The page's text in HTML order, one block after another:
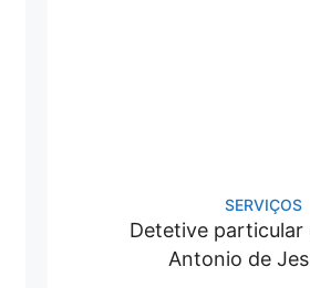
SERVIÇOS
Detetive particular
Antonio de